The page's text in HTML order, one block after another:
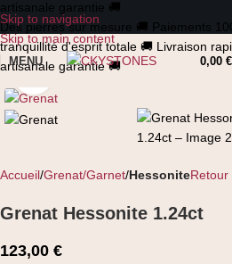
Skip to navigation
Skip to main content
artisanale garantie 🚚
Des pierres sur mesure 🚚 Paiements
tranquillité d'esprit totale 🚚 Livraison
artisanale garantie🚚
MENU 0,00 €
Cliquez pour agrandir
Accueil Grenat/Garnet HessoniteRetour
Grenat Hessonite 1.24ct
123,00 €